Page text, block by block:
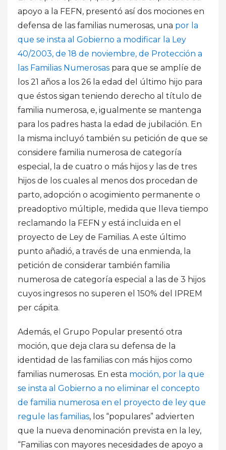
apoyo a la FEFN, presentó así dos mociones en
defensa de las familias numerosas, una por la
que se insta al Gobierno a modificar la Ley
40/2003, de 18 de noviembre, de Protección a
las Familias Numerosas para que se amplíe de
los 21 años a los 26 la edad del último hijo para
que éstos sigan teniendo derecho al título de
familia numerosa, e, igualmente se mantenga
para los padres hasta la edad de jubilación. En
la misma incluyó también su petición de que se
considere familia numerosa de categoría
especial, la de cuatro o más hijos y las de tres
hijos de los cuales al menos dos procedan de
parto, adopción o acogimiento permanente o
preadoptivo múltiple, medida que lleva tiempo
reclamando la FEFN y está incluida en el
proyecto de Ley de Familias. A este último
punto añadió, a través de una enmienda, la
petición de considerar también familia
numerosa de categoría especial a las de 3 hijos
cuyos ingresos no superen el 150% del IPREM
per cápita.
Además, el Grupo Popular presentó otra
moción, que deja clara su defensa de la
identidad de las familias con más hijos como
familias numerosas. En esta moción, por la que
se insta al Gobierno a no eliminar el concepto
de familia numerosa en el proyecto de ley que
regule las familias, los “populares” advierten
que la nueva denominación prevista en la ley,
“Familias con mayores necesidades de apoyo a